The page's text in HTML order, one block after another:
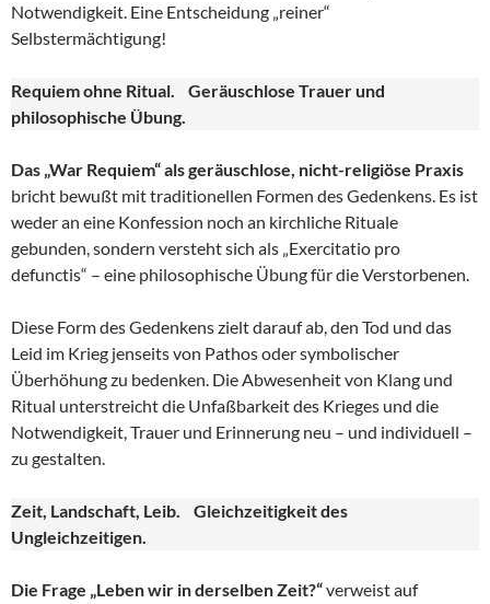
Notwendigkeit. Eine Entscheidung „reiner“
Selbstermächtigung!
Requiem ohne Ritual. Geräuschlose Trauer und
philosophische Übung.
Das „War Requiem“ als geräuschlose, nicht-religiöse Praxis
bricht bewußt mit traditionellen Formen des Gedenkens. Es ist
weder an eine Konfession noch an kirchliche Rituale
gebunden, sondern versteht sich als „Exercitatio pro
defunctis“ – eine philosophische Übung für die Verstorbenen.
Diese Form des Gedenkens zielt darauf ab, den Tod und das
Leid im Krieg jenseits von Pathos oder symbolischer
Überhöhung zu bedenken. Die Abwesenheit von Klang und
Ritual unterstreicht die Unfaßbarkeit des Krieges und die
Notwendigkeit, Trauer und Erinnerung neu – und individuell –
zu gestalten.
Zeit, Landschaft, Leib. Gleichzeitigkeit des
Ungleichzeitigen.
Die Frage „Leben wir in derselben Zeit?“verweist auf